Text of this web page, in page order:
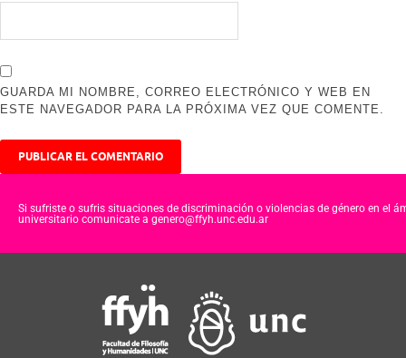
GUARDA MI NOMBRE, CORREO ELECTRÓNICO Y WEB EN
ESTE NAVEGADOR PARA LA PRÓXIMA VEZ QUE COMENTE.
Si sufriste o sufris situaciones de discriminación o violencias de género en el
universitario comunicate a genero@ffyh.unc.edu.ar